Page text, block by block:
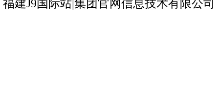
福建J9国际站|集团官网信息技术有限公司